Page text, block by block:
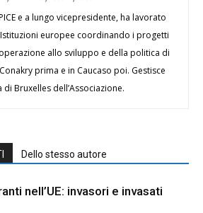
e a lungo vicepresidente, ha lavorato
europee coordinando i progetti
allo sviluppo e della politica di
prima e in Caucaso poi. Gestisce
di Bruxelles dell’Associazione.
Dello stesso autore
nell’UE: invasori e invasati